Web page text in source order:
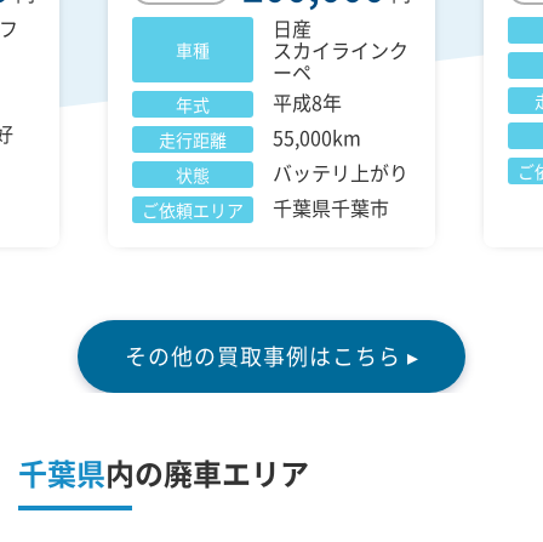
車種
日産
スカイラインク
ーペ
年式 平成8年
走行距離 55,000km
状態 バッテリ上がり
ご依頼エリア 千葉県千葉市
ご
その他の買取事例はこちら ▸
千葉県内の廃車エリア